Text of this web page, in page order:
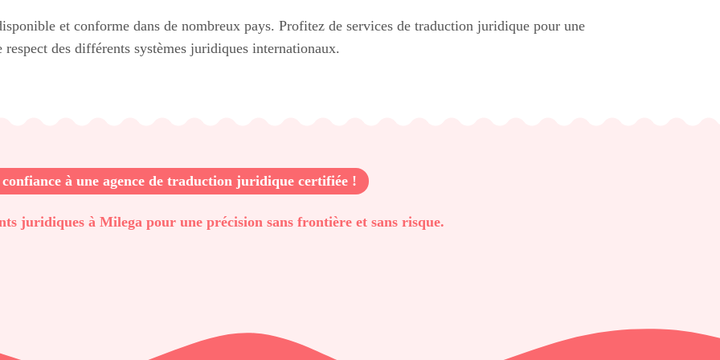
et conforme dans de nombreux pays. Profitez de services de traduction juridique pour une
des différents systèmes juridiques internationaux.
confiance à une agence de traduction juridique certifiée !
juridiques à Milega pour une précision sans frontière et sans risque.